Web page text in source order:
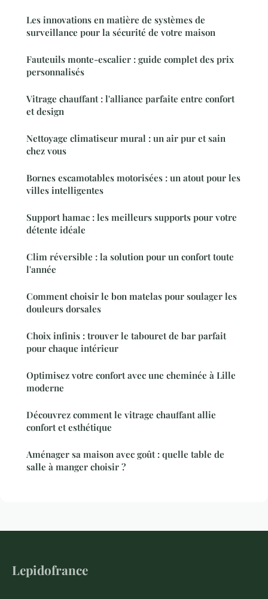
Les innovations en matière de systèmes de
surveillance pour la sécurité de votre maison
Fauteuils monte-escalier : guide complet des prix
personnalisés
Vitrage chauffant : l'alliance parfaite entre confort
et design
Nettoyage climatiseur mural : un air pur et sain
chez vous
Bornes escamotables motorisées : un atout pour les
villes intelligentes
Support hamac : les meilleurs supports pour votre
détente idéale
Clim réversible : la solution pour un confort toute
l'année
Comment choisir le bon matelas pour soulager les
douleurs dorsales
Choix infinis : trouver le tabouret de bar parfait
pour chaque intérieur
Optimisez votre confort avec une cheminée à Lille
moderne
Découvrez comment le vitrage chauffant allie
confort et esthétique
Aménager sa maison avec goût : quelle table de
salle à manger choisir ?
Lepidofrance